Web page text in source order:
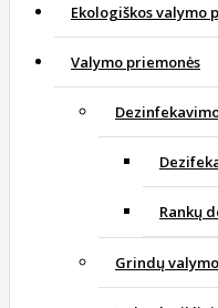
Ekologiškos valymo
Valymo priemonės
Rankų
Grindų